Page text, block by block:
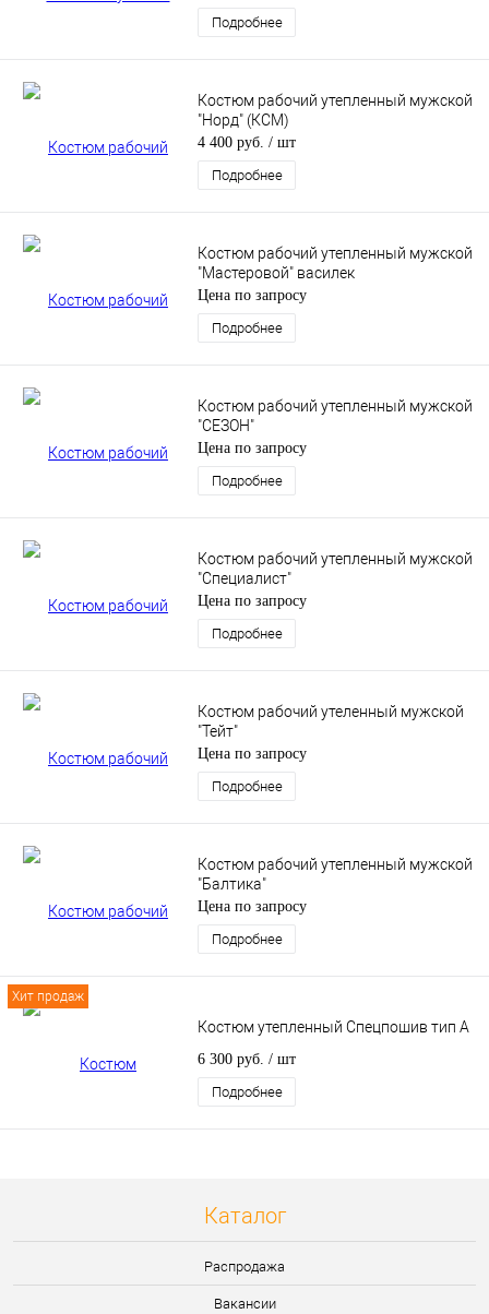
Подробнее
Костюм рабочий утепленный мужской
"Норд" (КСМ)
4 400 руб. / шт
Подробнее
Костюм рабочий утепленный мужской
"Мастеровой" василек
Цена по запросу
Подробнее
Костюм рабочий утепленный мужской
"СЕЗОН"
Цена по запросу
Подробнее
Костюм рабочий утепленный мужской
"Специалист"
Цена по запросу
Подробнее
Костюм рабочий утеленный мужской
"Тейт"
Цена по запросу
Подробнее
Костюм рабочий утепленный мужской
"Балтика"
Цена по запросу
Подробнее
Хит продаж
Костюм утепленный Спецпошив тип А
6 300 руб. / шт
Подробнее
Каталог
Распродажа
Вакансии